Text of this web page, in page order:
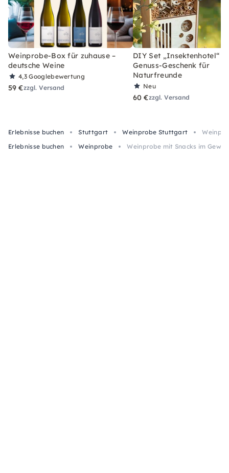
Weinprobe-Box für zuhause –
deutsche Weine
4,3Googlebewertung
59 €zzgl. Versand
DIY Set „Insektenhotel“ –
Genuss-Geschenk für
Naturfreunde
Neu
60 €zzgl. Versand
Erlebnisse buchen Stuttgart Weinprobe Stuttgart
Erlebnisse buchen
Weinprobe Weinprobe mit Snacks im